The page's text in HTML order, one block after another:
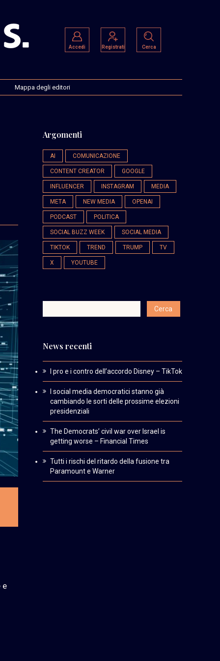
Accedi Registrati Cerca
Mappa degli editori
e
Argomenti
AI COMUNICAZIONE
CONTENT CREATOR GOOGLE
INFLUENCER INSTAGRAM MEDIA
META NEW MEDIA OPENAI
PODCAST POLITICA
SOCIAL BUZZ WEEK SOCIAL MEDIA
TIKTOK TREND TRUMP TV
X YOUTUBE
News recenti
I pro e i contro dell’accordo Disney – TikTok
I social media democratici stanno già
cambiando le sorti delle prossime elezioni
presidenziali
The Democrats’ civil war over Israel is
getting worse – Financial Times
Tutti i rischi del ritardo della fusione tra
Paramount e Warner